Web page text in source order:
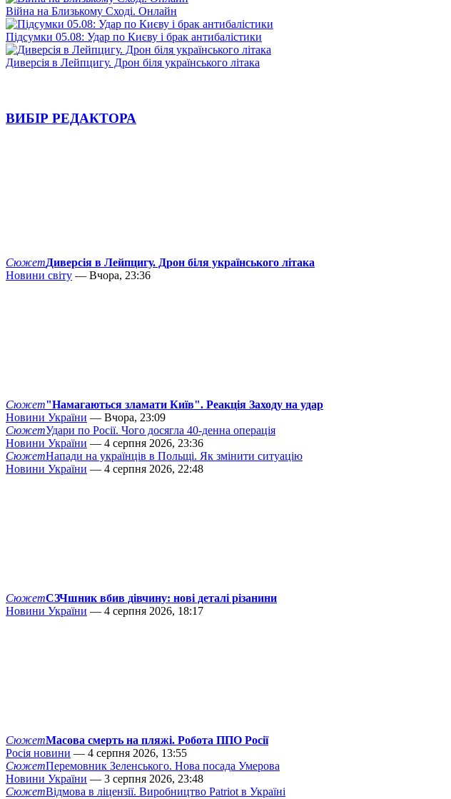
Війна на Близькому Сході. Онлайн
Підсумки 05.08: Удар по Києву і брак антибалістики
Диверсія в Лейпцигу. Дрон біля українського літака
ВИБІР РЕДАКТОРА
СюжетДиверсія в Лейпцигу. Дрон біля українського літака
Новини світу — Вчора, 23:36
Сюжет"Намагаються зламати Київ". Реакція Заходу на удар
Новини України — Вчора, 23:09
СюжетУдари по Росії. Чого досягла 40-денна операція
Новини України — 4 серпня 2026, 23:36
СюжетНапади на українців в Польщі. Як змінити ситуацію
Новини України — 4 серпня 2026, 22:48
СюжетСЗЧшник вбив дівчину: нові деталі різанини
Новини України — 4 серпня 2026, 18:17
СюжетМасова смерть на пляжі. Робота ППО Росії
Росія новини — 4 серпня 2026, 13:55
СюжетПеремовник Зеленського. Нова посада Умерова
Новини України — 3 серпня 2026, 23:48
СюжетВідмова в ліцензії. Виробництво Patriot в Україні